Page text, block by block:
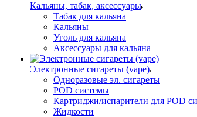
Кальяны, табак, аксессуары
Табак для кальяна
Кальяны
Уголь для кальяна
Аксессуары для кальяна
Электронные сигареты (vape)
Одноразовые эл. сигареты
POD системы
Картриджи/испарители для POD
Жидкости